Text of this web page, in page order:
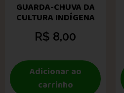
GUARDA-CHUVA DA
CULTURA INDÍGENA
R$ 8,00
Adicionar ao
carrinho